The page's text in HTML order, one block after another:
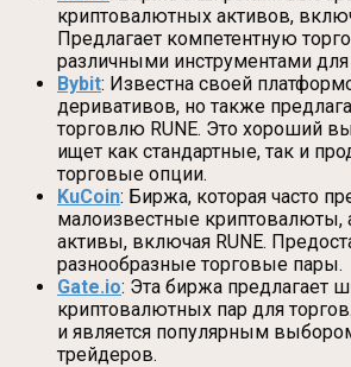
криптовалютных активов,
Предлагает компетентную
различными инструментами
Bybit: Известна своей
деривативов, но также
торговлю RUNE. Это хороший
ищет как стандартные, так и
торговые опции.
KuCoin: Биржа, которая часто
малоизвестные криптовалюты,
активы, включая RUNE.
разнообразные торговые пары.
Gate.io: Эта биржа предлагает
криптовалютных пар для
и является популярным
трейдеров.